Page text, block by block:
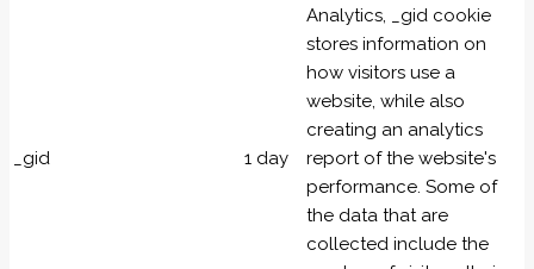
_gid 1 day
Analytics, _gid cookie
stores information on
how visitors use a
website, while also
creating an analytics
report of the website's
performance. Some of
the data that are
collected include the